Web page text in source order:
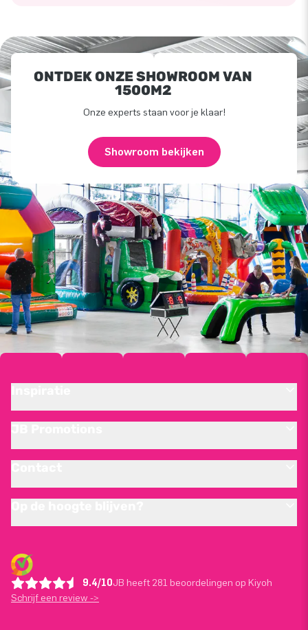
ONTDEK ONZE SHOWROOM VAN
1500M2
Onze experts staan voor je klaar!
Showroom bekijken
9.4/10JB heeft 281 beoordelingen op Kiyoh
Schrijf een review ->